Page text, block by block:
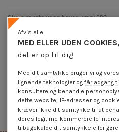
Skrue m rate uden hoved kærv BPO
45.000+
Det bredeste
MED ELLER UDEN COOKIES,
det er op til dig
Afvis alle
Med dit samtykke bruger vi og vores
lignende teknologier ogfår adgang
konsultere og behandle
dette website, IP-adresser og
kræver ikke dit samtykke til at
deres legitime kommercielle
tilbagekalde dit samtykke eller